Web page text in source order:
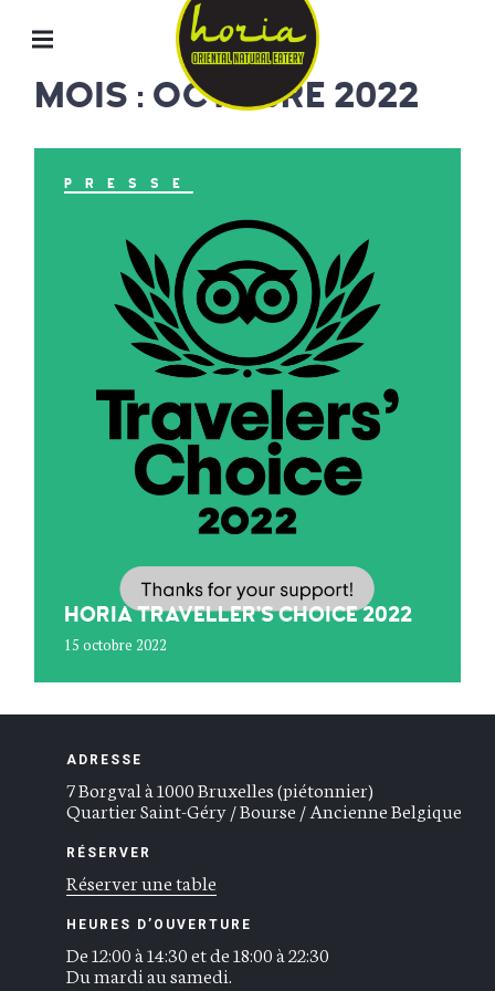
HORIA
ORIENTAL
NATURAL
EATERY
MOIS : OCTOBRE 2022
PRESSE
HORIA TRAVELLER’S CHOICE 2022
15 octobre 2022
ADRESSE
7 Borgval à 1000 Bruxelles (piétonnier)
Quartier Saint-Géry / Bourse / Ancienne Belgique
RÉSERVER
Réserver une table
HEURES D’OUVERTURE
De 12:00 à 14:30 et de 18:00 à 22:30
Du mardi au samedi.